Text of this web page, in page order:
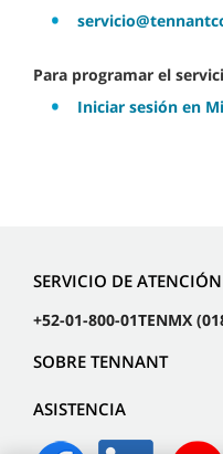
Para programar el
Iniciar sesión en
SERVICIO DE
+52-01-800-01TENMX
SOBRE TENNANT
ASISTENCIA